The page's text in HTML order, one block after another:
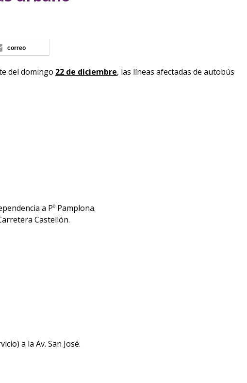
en nueva ventana)
correo
del domingo 22 de diciembre, las líneas afectadas de autobús
a Pº Pamplona.
Castellón.
a la Av. San José.